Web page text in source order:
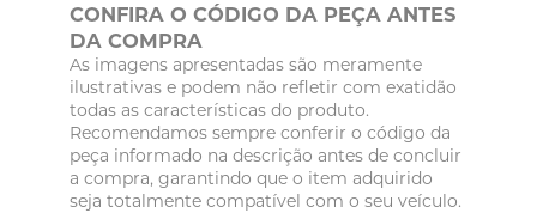
CONFIRA O CÓDIGO DA PEÇA ANTES
DA COMPRA
As imagens apresentadas são meramente
ilustrativas e podem não refletir com exatidão
todas as características do produto.
Recomendamos sempre conferir o código da
peça informado na descrição antes de concluir
a compra, garantindo que o item adquirido
seja totalmente compatível com o seu veículo.